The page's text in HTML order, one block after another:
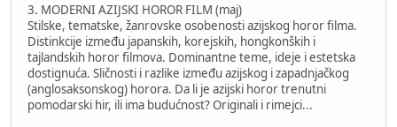
3. MODERNI AZIJSKI HOROR FILM (maj)
Stilske, tematske, žanrovske osobenosti azijskog horor filma.
Distinkcije između japanskih, korejskih, hongkonških i
tajlandskih horor filmova. Dominantne teme, ideje i estetska
dostignuća. Sličnosti i razlike između azijskog i zapadnjačkog
(anglosaksonskog) horora. Da li je azijski horor trenutni
pomodarski hir, ili ima budućnost? Originali i rimejci...